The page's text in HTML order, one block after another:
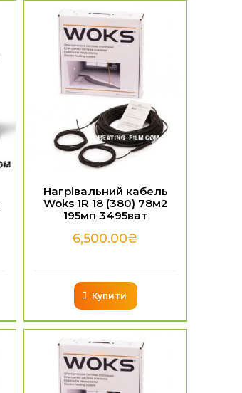
Нагрівальний кабель
Woks 1R 18 (380) 78м2
195мп 3495ват
6,500.00₴
Купити